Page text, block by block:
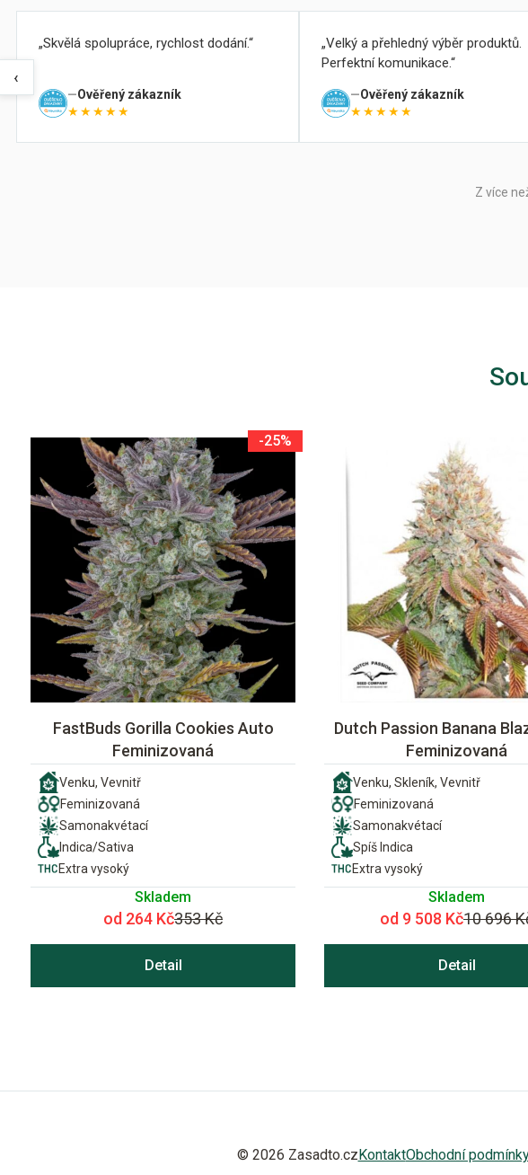
‹
Skvělá spolupráce, rychlost dodání.
Ověřený zákazník
★★★★★
Velký a přehledný výběr produktů.
Perfektní komunikace.
Ověřený zákazník
★★★★★
Z více
-25%
FastBuds Gorilla Cookies Auto
Feminizovaná
Venku, Vevnitř
Feminizovaná
Samonakvétací
Indica/Sativa
Extra vysoký
Skladem
od 264 Kč353 Kč
Detail
Dutch Passion Banana
Feminizovaná
Venku, Skleník, Vevnitř
Feminizovaná
Samonakvétací
Spíš Indica
Extra vysoký
Skladem
od 9 508 Kč10 696
Detail
KontaktObchodní
© 2026 Zasadto.cz